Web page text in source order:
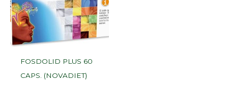
FOSDOLID PLUS 60
CAPS. (NOVADIET)